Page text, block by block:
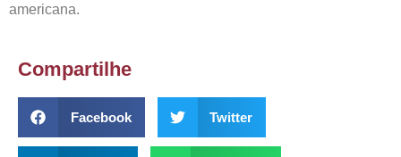
americana.
Compartilhe
Facebook Twitter